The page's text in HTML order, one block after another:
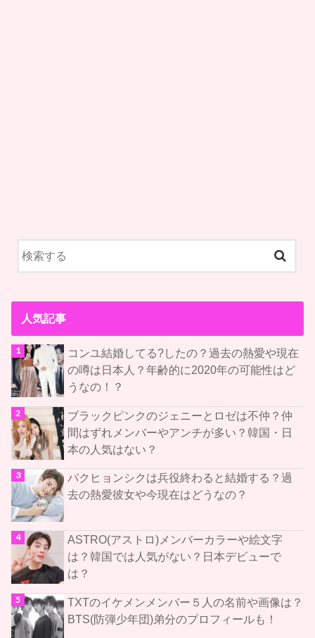
人気記事
コンユ結婚してる?したの？過去の熱愛や現在
の噂は日本人？年齢的に2020年の可能性はど
うなの！？
ブラックピンクのジェニーとロゼは不仲？仲
間はずれメンバーやアンチが多い？韓国・日
本の人気はない？
パクヒョンシクは兵役終わると結婚する？過
去の熱愛彼女や今現在はどうなの？
ASTRO(アストロ)メンバーカラーや絵文字
は？韓国では人気がない？日本デビューで
は？
TXTのイケメンメンバー５人の名前や画像は？
BTS(防弾少年団)弟分のプロフィールも！